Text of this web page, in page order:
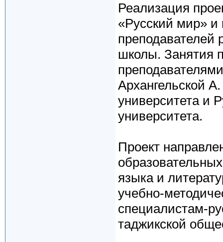
Реализация
«Русский мир» и
преподавателей
школы. Занятия
Архангельской
университета и
университета.
Проект
языка и
учебно-
специалистам-
таджикской